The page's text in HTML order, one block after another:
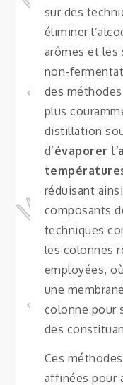
sur des
éliminer
arômes et les
non-
des
plus
distillation
d’évaporer
réduisant
composants
techniques
les colonnes
employées,
une
colonne pour
des
Ces
affinées pour